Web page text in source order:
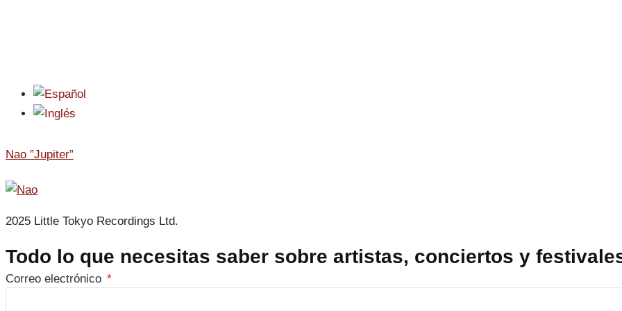
Nao ”Jupiter”
2025 Little Tokyo Recordings Ltd.
Todo lo que necesitas saber sobre artistas, conciertos y
Correo electrónico